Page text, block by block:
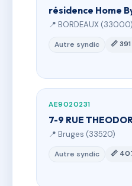
résidence Home
📍 BORDEAUX (33000)
Autre syndic 📏
AE9020231
7-9 RUE
📍 Bruges (33520)
Autre syndic 📏